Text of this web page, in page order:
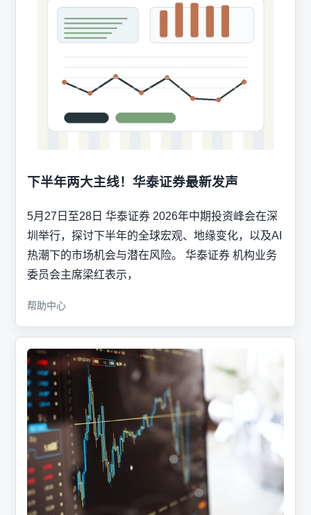
下半年两大主线！华泰证券最新发声
5月27日至28日 华泰证券 2026年中期投资峰会在深
圳举行，探讨下半年的全球宏观、地缘变化，以及AI
热潮下的市场机会与潜在风险。 华泰证券 机构业务
委员会主席梁红表示，
帮助中心